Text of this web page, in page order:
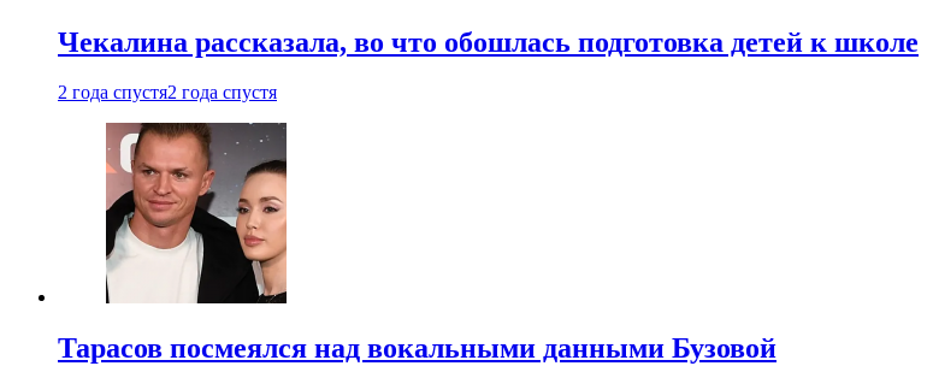
Чекалина рассказала, во что обошлась подготовка детей к школе
2 года спустя2 года спустя
Тарасов посмеялся над вокальными данными Бузовой